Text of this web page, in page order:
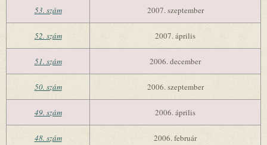
53. szám 2007. szeptember
52. szám 2007. április
51. szám 2006. december
50. szám 2006. szeptember
49. szám 2006. április
48. szám 2006. február